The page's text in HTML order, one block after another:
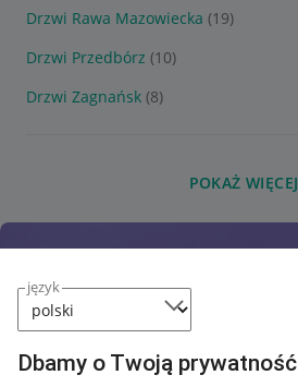
język
Dbamy o Twoją prywatność
Drzwi Rawa Mazowiecka (19)
Drzwi Przedbórz (10)
Drzwi Zagnańsk (8)
POKAŻ WIĘCEJ